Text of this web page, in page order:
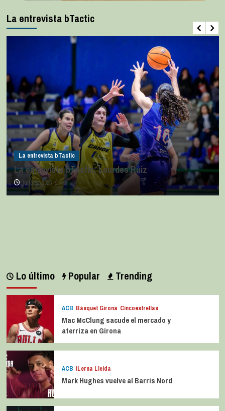
La entrevista bTactic
La entrevista bTactic
La entrevista bTactic: Lourdes Ruiz
julio 11, 2026 0
Lo último Popular Trending
ACB Bàsquet Girona Cincoestrellas
Mac McClung sacude el mercado y
aterriza en Girona
ACB iLerna Lleida
Mark Hughes vuelve al Barris Nord